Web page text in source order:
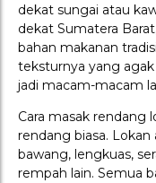
dekat sungai atau
dekat Sumatera
bahan makanan
teksturnya yang
jadi macam-macam
Cara masak rendang
rendang biasa. Lokan
bawang, lengkuas,
rempah lain. Semua